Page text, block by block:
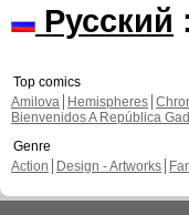
Русский
Top comics
Amilova
Hemispheres
Bienvenidos A República
Genre
Action
Design - Artworks